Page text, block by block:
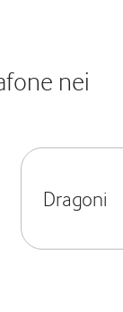
nei
Dragoni